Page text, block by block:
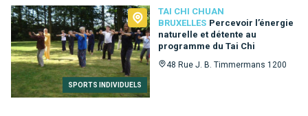
SPORTS INDIVIDUELS
TAI CHI CHUAN
BRUXELLES Percevoir l’énergie
naturelle et détente au
programme du Tai Chi
48 Rue J. B. Timmermans 1200